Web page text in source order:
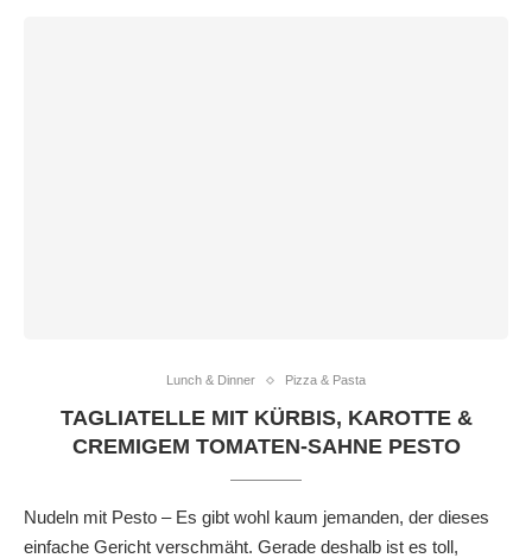
Lunch & Dinner Pizza & Pasta
TAGLIATELLE MIT KÜRBIS, KAROTTE &
CREMIGEM TOMATEN-SAHNE PESTO
Nudeln mit Pesto – Es gibt wohl kaum jemanden, der dieses
einfache Gericht verschmäht. Gerade deshalb ist es toll,